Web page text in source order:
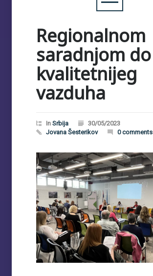
Regionalnom
saradnjom do
kvalitetnijeg
vazduha
In Srbija
30/05/2023
Jovana Šesterikov
0 comments